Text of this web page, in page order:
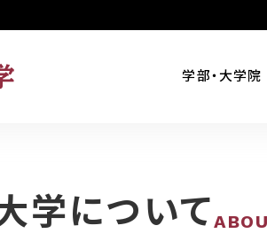
学部・大学院
学について